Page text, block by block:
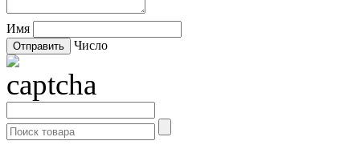
Имя
Число